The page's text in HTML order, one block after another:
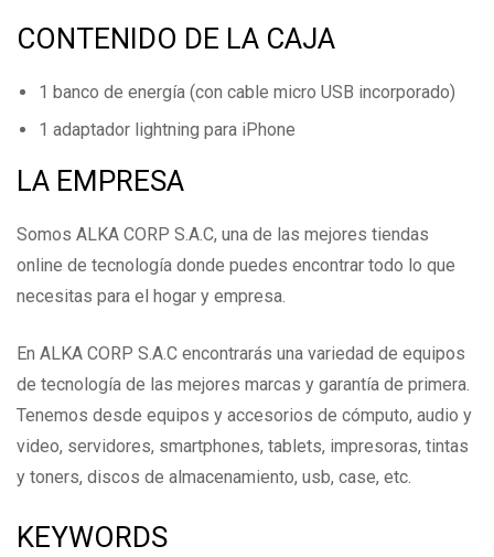
CONTENIDO DE LA CAJA
1 banco de energía (con cable micro USB incorporado)
1 adaptador lightning para iPhone
LA EMPRESA
Somos ALKA CORP S.A.C, una de las mejores tiendas
online de tecnología donde puedes encontrar todo lo que
necesitas para el hogar y empresa.
En ALKA CORP S.A.C encontrarás una variedad de equipos
de tecnología de las mejores marcas y garantía de primera.
Tenemos desde equipos y accesorios de cómputo, audio y
video, servidores, smartphones, tablets, impresoras, tintas
y toners, discos de almacenamiento, usb, case, etc.
KEYWORDS